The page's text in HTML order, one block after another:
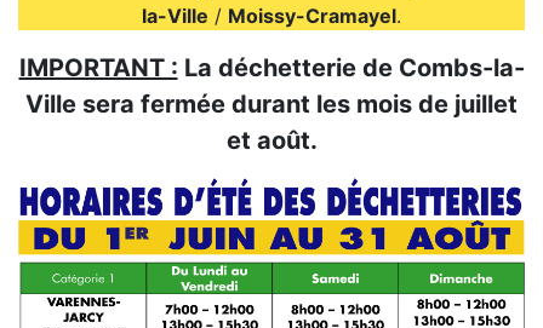
la-Ville / Moissy-Cramayel.
IMPORTANT : La déchetterie de Combs-la-
Ville sera fermée durant les mois de juillet
et août.